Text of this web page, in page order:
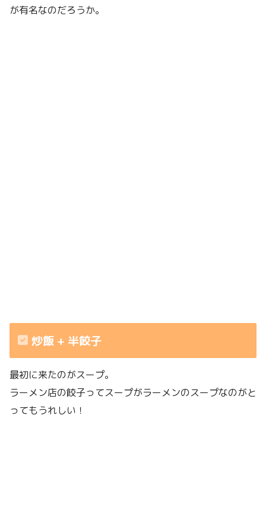
が有名なのだろうか。
炒飯 + 半餃子
最初に来たのがスープ。
ラーメン店の餃子ってスープがラーメンのスープなのがと
ってもうれしい！